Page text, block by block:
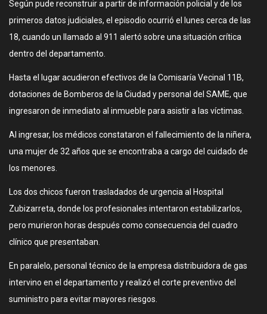
Según pude reconstruir a partir de información policial y de los
primeros datos judiciales, el episodio ocurrió el lunes cerca de las
18, cuando un llamado al 911 alertó sobre una situación crítica
dentro del departamento.
Hasta el lugar acudieron efectivos de la Comisaría Vecinal 11B,
dotaciones de Bomberos de la Ciudad y personal del SAME, que
ingresaron de inmediato al inmueble para asistir a las víctimas.
Al ingresar, los médicos constataron el fallecimiento de la niñera,
una mujer de 32 años que se encontraba a cargo del cuidado de
los menores.
Los dos chicos fueron trasladados de urgencia al Hospital
Zubizarreta, donde los profesionales intentaron estabilizarlos,
pero murieron horas después como consecuencia del cuadro
clínico que presentaban.
En paralelo, personal técnico de la empresa distribuidora de gas
intervino en el departamento y realizó el corte preventivo del
suministro para evitar mayores riesgos.